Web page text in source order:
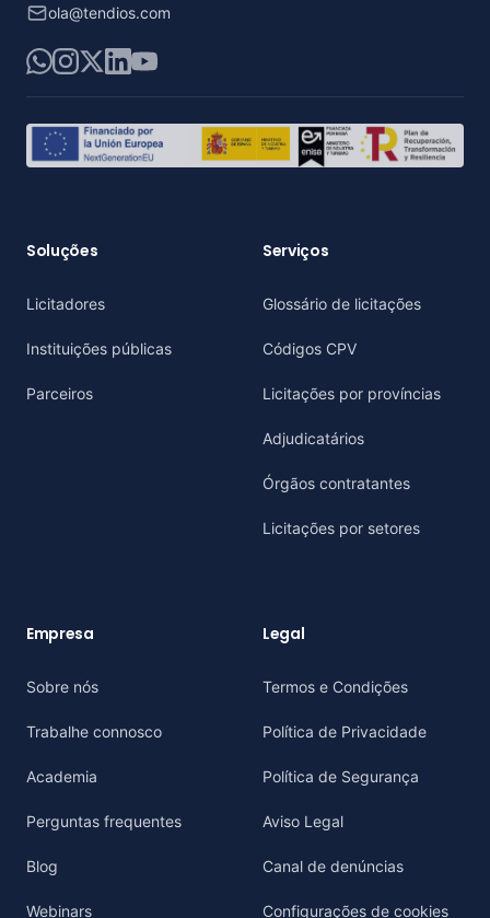
ola@tendios.com
WhatsApp
Instagram
X LinkedIn
YouTube
Soluções
Licitadores
Instituições públicas
Parceiros
Serviços
Glossário de licitações
Códigos CPV
Licitações por províncias
Adjudicatários
Órgãos contratantes
Licitações por setores
Empresa
Sobre nós
Trabalhe connosco
Academia
Perguntas frequentes
Blog
Webinars
Legal
Termos e Condições
Política de Privacidade
Política de Segurança
Aviso Legal
Canal de denúncias
Configurações de cookies